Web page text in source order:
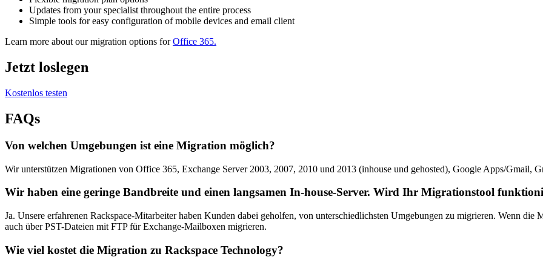
Updates from your specialist throughout the entire process
Simple tools for easy configuration of mobile devices and email client
Learn more about our migration options forOffice 365.
Jetzt loslegen
Kostenlos testen
FAQs
Von welchen Umgebungen ist eine Migration möglich?
Wir unterstützen Migrationen von Office 365, Exchange Server 2003, 2007, 2010 und 2013 (inhouse und gehosted), Google Apps/Gmail,
Wir haben eine geringe Bandbreite und einen langsamen In-house-Server. Wird Ihr Migrationstool
Ja. Unsere erfahrenen Rackspace-Mitarbeiter haben Kunden dabei geholfen, von unterschiedlichsten Umgebungen zu migrieren. Wenn
auch über PST-Dateien mit FTP für Exchange-Mailboxen migrieren.
Wie viel kostet die Migration zu Rackspace Technology?